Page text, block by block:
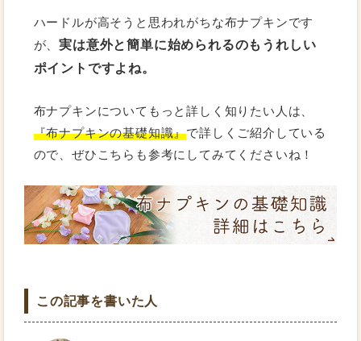
ハードルが高そうと思われがちな布ナプキンです
が、実は意外と簡単に始められるのもうれしい
ポイントですよね。
布ナプキンについてもっと詳しく知りたい人は、
『布ナプキンの基礎知識』で詳しくご紹介している
ので、ぜひこちらも参考にしてみてくださいね！
この記事を書いた人